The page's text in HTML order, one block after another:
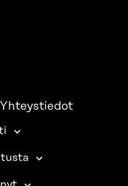
Yhteystiedot